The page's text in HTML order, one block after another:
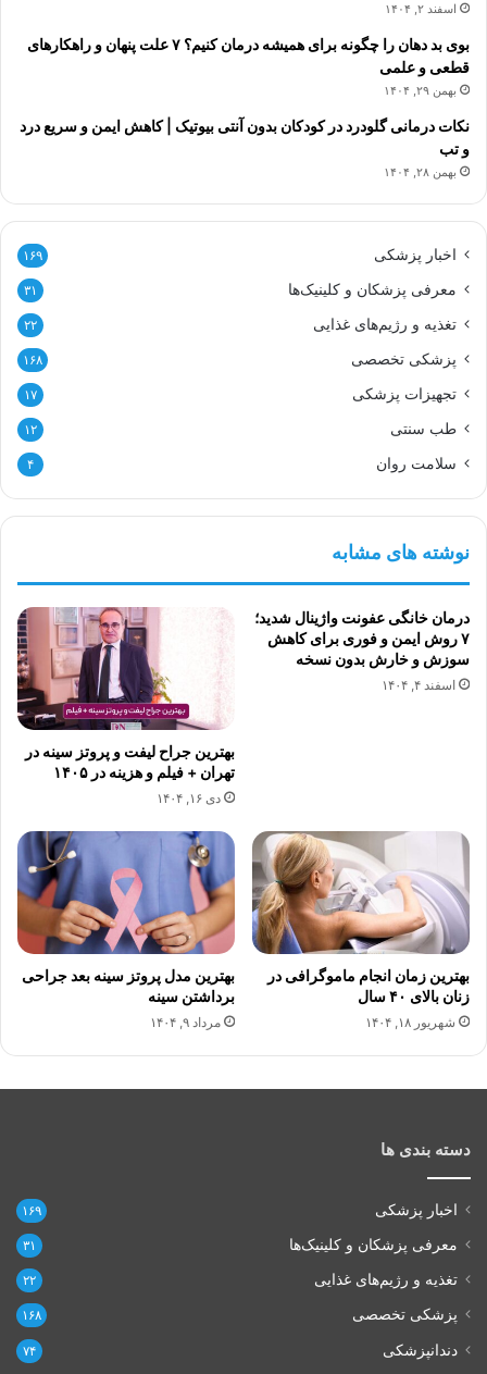
اسفند ۲, ۱۴۰۴
بوی بد دهان را چگونه برای همیشه درمان کنیم؟ ۷ علت پنهان و راهکارهای
قطعی و علمی
بهمن ۲۹, ۱۴۰۴
نکات درمانی گلودرد در کودکان بدون آنتی بیوتیک | کاهش ایمن و سریع درد
و تب
بهمن ۲۸, ۱۴۰۴
اخبار پزشکی ۱۶۹
معرفی پزشکان و کلینیک‌ها ۳۱
تغذیه و رژیم‌های غذایی ۲۲
پزشکی تخصصی ۱۶۸
تجهیزات پزشکی ۱۷
طب سنتی ۱۲
سلامت روان ۴
نوشته های مشابه
درمان خانگی عفونت واژینال شدید؛
۷ روش ایمن و فوری برای کاهش
سوزش و خارش بدون نسخه
اسفند ۴, ۱۴۰۴
بهترین جراح لیفت و پروتز سینه در
تهران + فیلم و هزینه در ۱۴۰۵
دی ۱۶, ۱۴۰۴
بهترین زمان انجام ماموگرافی در
زنان بالای ۴۰ سال
شهریور ۱۸, ۱۴۰۴
بهترین مدل پروتز سینه بعد جراحی
برداشتن سینه
مرداد ۹, ۱۴۰۴
دسته بندی ها
اخبار پزشکی ۱۶۹
معرفی پزشکان و کلینیک‌ها ۳۱
تغذیه و رژیم‌های غذایی ۲۲
پزشکی تخصصی ۱۶۸
دندانپزشکی ۷۴